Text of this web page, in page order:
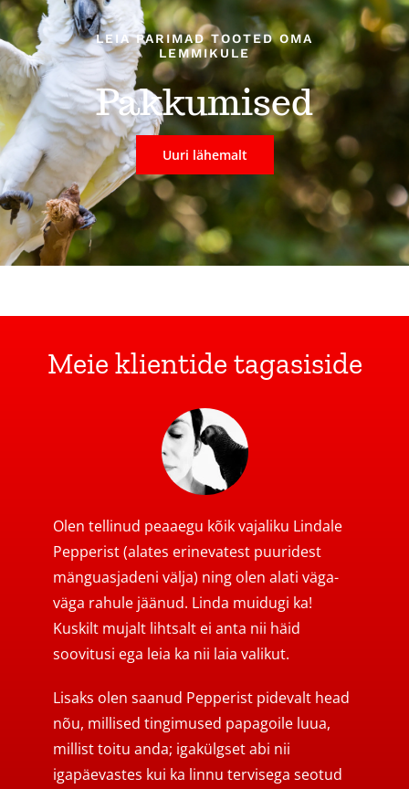
LEIA PARIMAD TOOTED OMA
LEMMIKULE
Pakkumised
Uuri lähemalt
Meie klientide tagasiside
Olen tellinud peaaegu kõik vajaliku Lindale
Pepperist (alates erinevatest puuridest
mänguasjadeni välja) ning olen alati väga-
väga rahule jäänud. Linda muidugi ka!
Kuskilt mujalt lihtsalt ei anta nii häid
soovitusi ega leia ka nii laia valikut.
Lisaks olen saanud Pepperist pidevalt head
nõu, millised tingimused papagoile luua,
millist toitu anda; igakülgset abi nii
igapäevastes kui ka linnu tervisega seotud